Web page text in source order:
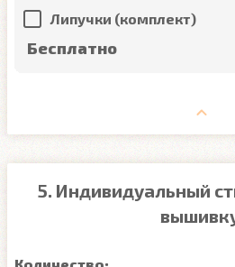
Липучки (комплект)
Бесплатно
5. Индивидуальный